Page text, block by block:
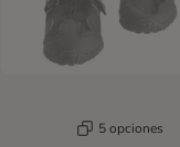
5 opciones